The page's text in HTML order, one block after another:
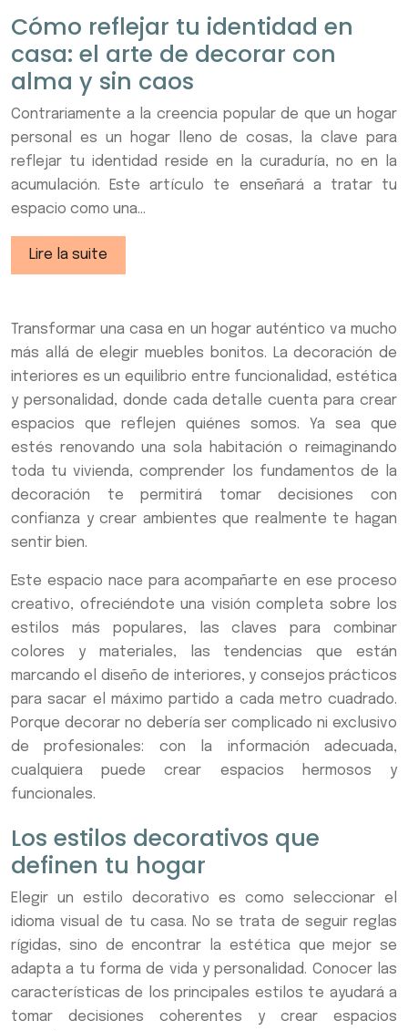
Cómo reflejar tu identidad en
casa: el arte de decorar con
alma y sin caos
Contrariamente a la creencia popular de que un hogar
personal es un hogar lleno de cosas, la clave para
reflejar tu identidad reside en la curaduría, no en la
acumulación. Este artículo te enseñará a tratar tu
espacio como una…
Lire la suite
Transformar una casa en un hogar auténtico va mucho
más allá de elegir muebles bonitos. La decoración de
interiores es un equilibrio entre funcionalidad, estética
y personalidad, donde cada detalle cuenta para crear
espacios que reflejen quiénes somos. Ya sea que
estés renovando una sola habitación o reimaginando
toda tu vivienda, comprender los fundamentos de la
decoración te permitirá tomar decisiones con
confianza y crear ambientes que realmente te hagan
sentir bien.
Este espacio nace para acompañarte en ese proceso
creativo, ofreciéndote una visión completa sobre los
estilos más populares, las claves para combinar
colores y materiales, las tendencias que están
marcando el diseño de interiores, y consejos prácticos
para sacar el máximo partido a cada metro cuadrado.
Porque decorar no debería ser complicado ni exclusivo
de profesionales: con la información adecuada,
cualquiera puede crear espacios hermosos y
funcionales.
Los estilos decorativos que
definen tu hogar
Elegir un estilo decorativo es como seleccionar el
idioma visual de tu casa. No se trata de seguir reglas
rígidas, sino de encontrar la estética que mejor se
adapta a tu forma de vida y personalidad. Conocer las
características de los principales estilos te ayudará a
tomar decisiones coherentes y crear espacios